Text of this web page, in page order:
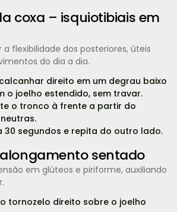
coxa – isquiotibiais em
a flexibilidade dos posteriores, úteis
do dia a dia.
direito em um degrau baixo
o joelho estendido, sem travar.
o tronco à frente a partir do
30 segundos e repita do outro lado.
sentado
em glúteos e piriforme, auxiliando
tornozelo direito sobre o joelho